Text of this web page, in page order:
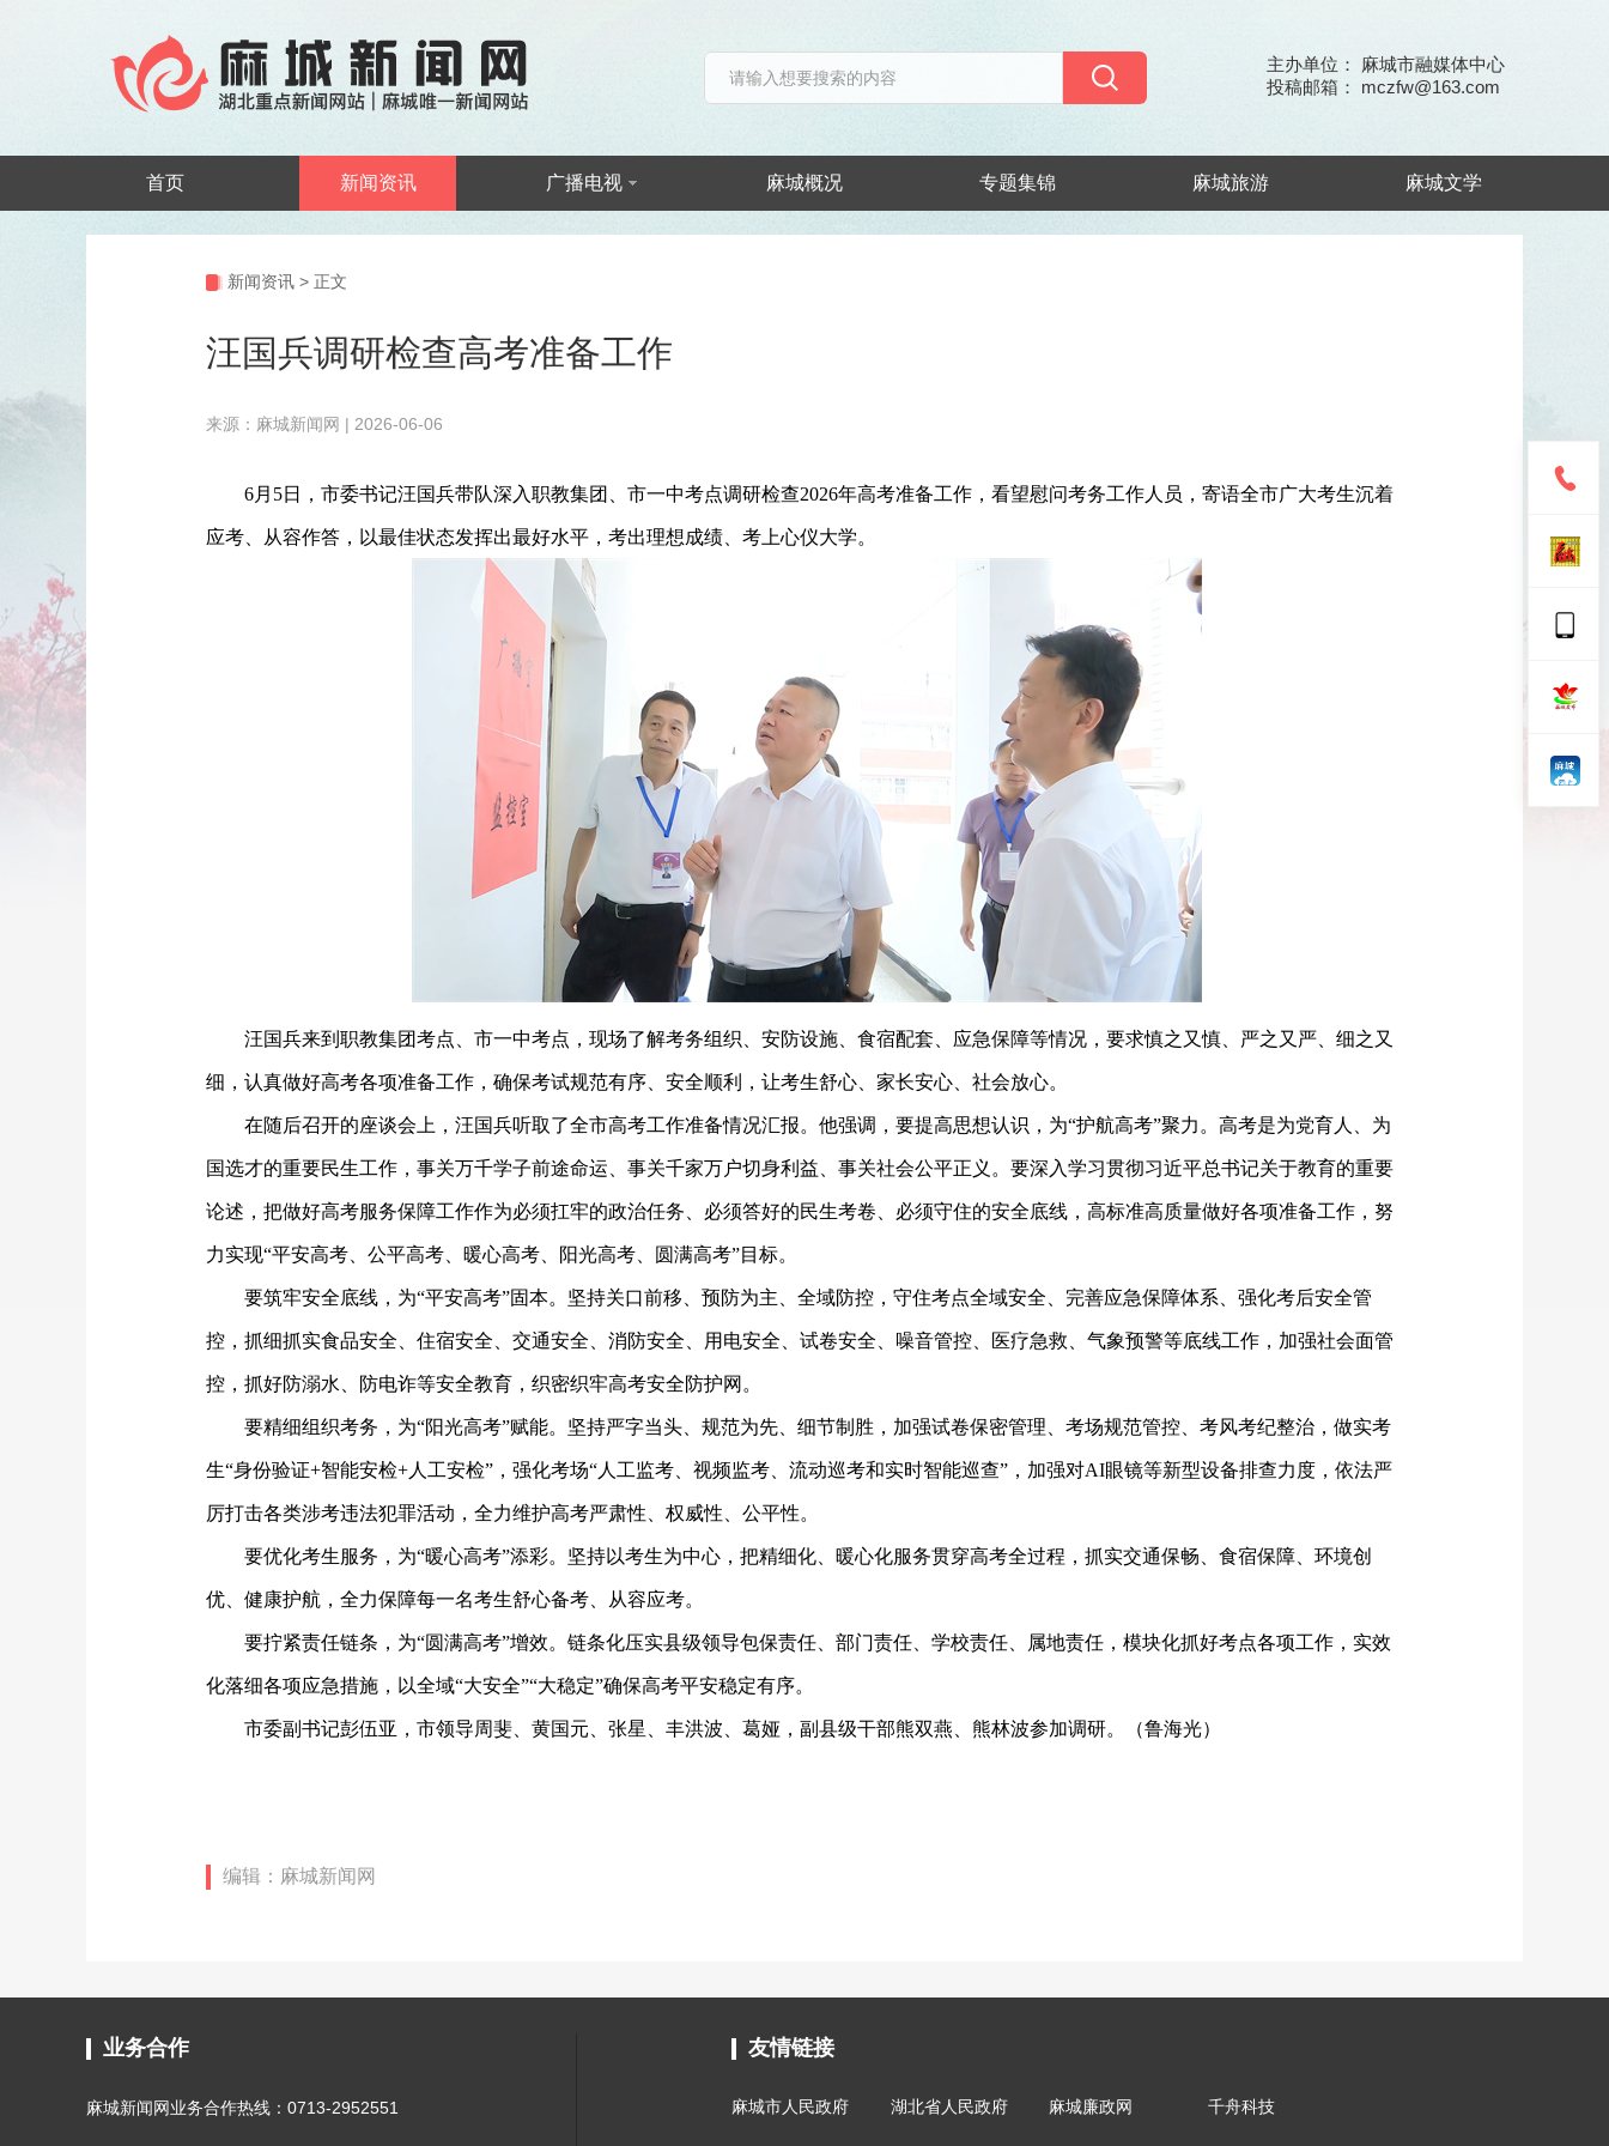
主办单位： 麻城市融媒体中心
投稿邮箱： mczfw@163.com
首页 新闻资讯 广播电视 麻城概况 专题集锦 麻城旅游 麻城文学
新闻资讯 > 正文
汪国兵调研检查高考准备工作
来源：麻城新闻网 | 2026-06-06
6月5日，市委书记汪国兵带队深入职教集团、市一中考点调研检查2026年高考准备工作，看望慰问考务工作人员，寄语全市广大考生沉着
应考、从容作答，以最佳状态发挥出最好水平，考出理想成绩、考上心仪大学。
汪国兵来到职教集团考点、市一中考点，现场了解考务组织、安防设施、食宿配套、应急保障等情况，要求慎之又慎、严之又严、细之又
细，认真做好高考各项准备工作，确保考试规范有序、安全顺利，让考生舒心、家长安心、社会放心。
在随后召开的座谈会上，汪国兵听取了全市高考工作准备情况汇报。他强调，要提高思想认识，为“护航高考”聚力。高考是为党育人、为
国选才的重要民生工作，事关万千学子前途命运、事关千家万户切身利益、事关社会公平正义。要深入学习贯彻习近平总书记关于教育的重要
论述，把做好高考服务保障工作作为必须扛牢的政治任务、必须答好的民生考卷、必须守住的安全底线，高标准高质量做好各项准备工作，努
力实现“平安高考、公平高考、暖心高考、阳光高考、圆满高考”目标。
要筑牢安全底线，为“平安高考”固本。坚持关口前移、预防为主、全域防控，守住考点全域安全、完善应急保障体系、强化考后安全管
控，抓细抓实食品安全、住宿安全、交通安全、消防安全、用电安全、试卷安全、噪音管控、医疗急救、气象预警等底线工作，加强社会面管
控，抓好防溺水、防电诈等安全教育，织密织牢高考安全防护网。
要精细组织考务，为“阳光高考”赋能。坚持严字当头、规范为先、细节制胜，加强试卷保密管理、考场规范管控、考风考纪整治，做实考
生“身份验证+智能安检+人工安检”，强化考场“人工监考、视频监考、流动巡考和实时智能巡查”，加强对AI眼镜等新型设备排查力度，依法严
厉打击各类涉考违法犯罪活动，全力维护高考严肃性、权威性、公平性。
要优化考生服务，为“暖心高考”添彩。坚持以考生为中心，把精细化、暖心化服务贯穿高考全过程，抓实交通保畅、食宿保障、环境创
优、健康护航，全力保障每一名考生舒心备考、从容应考。
要拧紧责任链条，为“圆满高考”增效。链条化压实县级领导包保责任、部门责任、学校责任、属地责任，模块化抓好考点各项工作，实效
化落细各项应急措施，以全域“大安全”“大稳定”确保高考平安稳定有序。
市委副书记彭伍亚，市领导周斐、黄国元、张星、丰洪波、葛娅，副县级干部熊双燕、熊林波参加调研。（鲁海光）
编辑：麻城新闻网
业务合作
麻城新闻网业务合作热线：0713-2952551
友情链接
麻城市人民政府 湖北省人民政府 麻城廉政网 千舟科技